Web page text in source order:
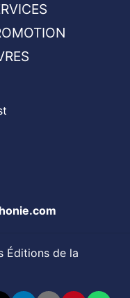
Éditions de la